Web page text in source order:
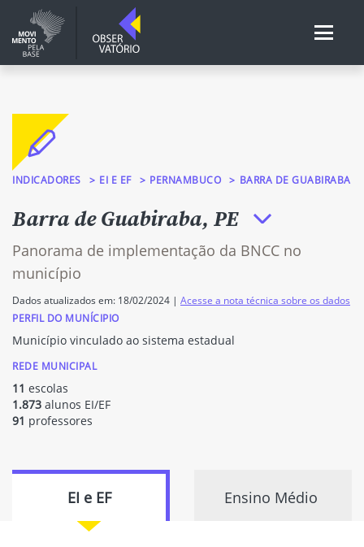
INDICADORES EI E EF PERNAMBUCO BARRA DE GUABIRABA
Barra de Guabiraba, PE
Panorama de implementação da BNCC no
município
Dados atualizados em: 18/02/2024 | Acesse a nota técnica sobre os dados
PERFIL DO MUNÍCIPIO
Município vinculado ao sistema estadual
REDE MUNICIPAL
11 escolas
1.873 alunos EI/EF
91 professores
EI e EF Ensino Médio